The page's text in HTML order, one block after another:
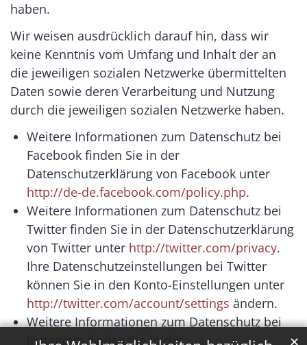
haben.
Wir weisen ausdrücklich darauf hin, dass wir
keine Kenntnis vom Umfang und Inhalt der an
die jeweiligen sozialen Netzwerke übermittelten
Daten sowie deren Verarbeitung und Nutzung
durch die jeweiligen sozialen Netzwerke haben.
Weitere Informationen zum Datenschutz bei
Facebook finden Sie in der
Datenschutzerklärung von Facebook unter
http://de-de.facebook.com/policy.php.
Weitere Informationen zum Datenschutz bei
Twitter finden Sie in der Datenschutzerklärung
von Twitter unter http://twitter.com/privacy.
Ihre Datenschutzeinstellungen bei Twitter
können Sie in den Konto-Einstellungen unter
http://twitter.com/account/settings ändern.
Weitere Informationen zum Datenschutz bei
Instagram finden Sie in der